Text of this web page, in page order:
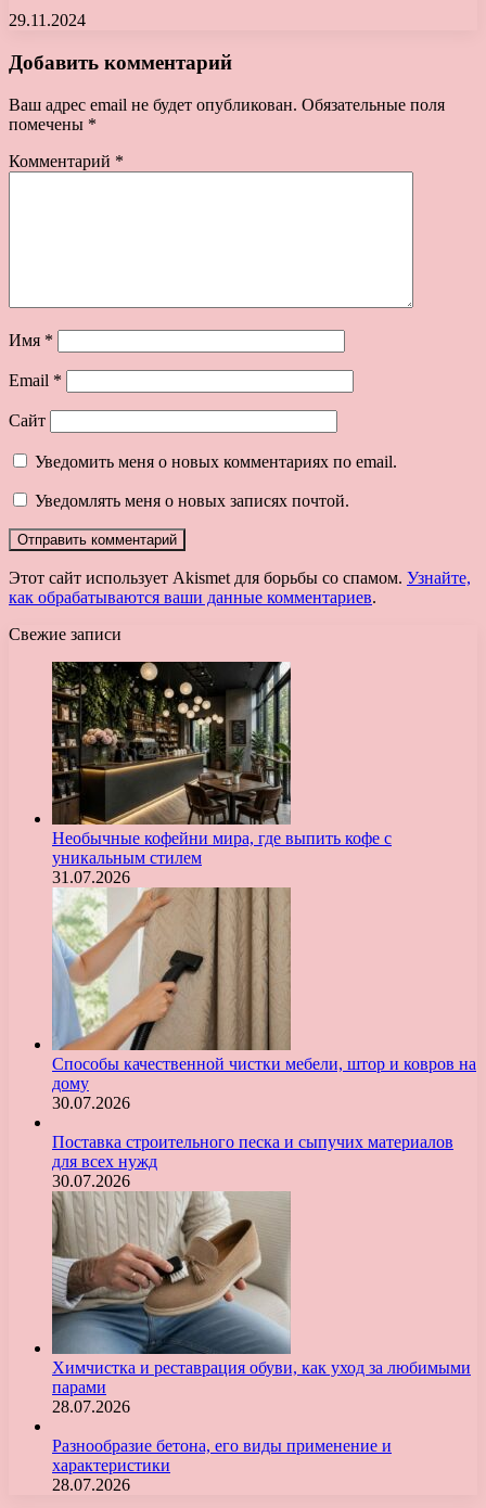
29.11.2024
Добавить комментарий
Ваш адрес email не будет опубликован. Обязательные поля
помечены *
Комментарий *
Имя *
Email *
Сайт
Уведомить меня о новых комментариях по email.
Уведомлять меня о новых записях почтой.
Этот сайт использует Akismet для борьбы со спамом. Узнайте,
как обрабатываются ваши данные комментариев.
Свежие записи
Необычные кофейни мира, где выпить кофе с
уникальным стилем
31.07.2026
Способы качественной чистки мебели, штор и ковров на
дому
30.07.2026
Поставка строительного песка и сыпучих материалов
для всех нужд
30.07.2026
Химчистка и реставрация обуви, как уход за любимыми
парами
28.07.2026
Разнообразие бетона, его виды применение и
характеристики
28.07.2026